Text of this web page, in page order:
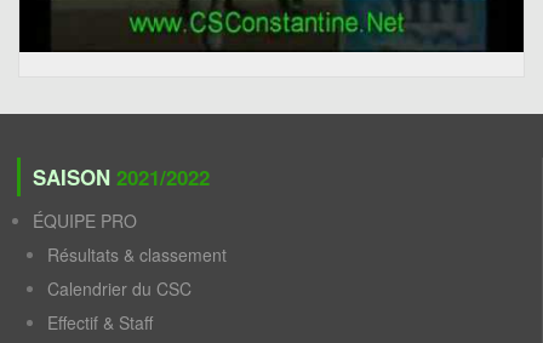
SAISON 2021/2022
ÉQUIPE PRO
Résultats & classement
Calendrier du CSC
Effectif & Staff